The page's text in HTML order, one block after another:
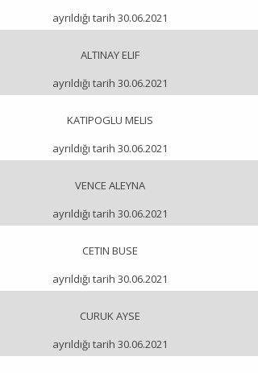
ayrıldığı tarih 30.06.2021
ALTINAY ELIF
ayrıldığı tarih 30.06.2021
KATIPOGLU MELIS
ayrıldığı tarih 30.06.2021
VENCE ALEYNA
ayrıldığı tarih 30.06.2021
CETIN BUSE
ayrıldığı tarih 30.06.2021
CURUK AYSE
ayrıldığı tarih 30.06.2021